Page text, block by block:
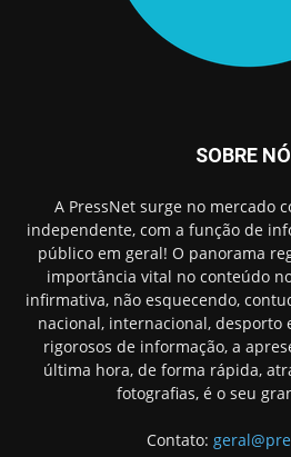
SOBRE
A PressNet surge no mercado
independente, com a função de
público em geral! O panorama
importância vital no conteúdo
infirmativa, não esquecendo,
nacional, internacional, desporto
rigorosos de informação, a
última hora, de forma rápida,
fotografias, é o seu
Contato: